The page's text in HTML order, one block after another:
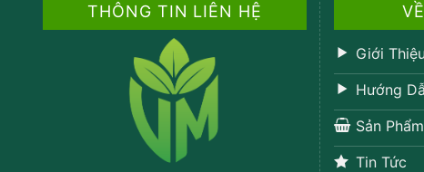
THÔNG TIN LIÊN HỆ
Giới
Hướng
Sản Phẩm
Tin Tức